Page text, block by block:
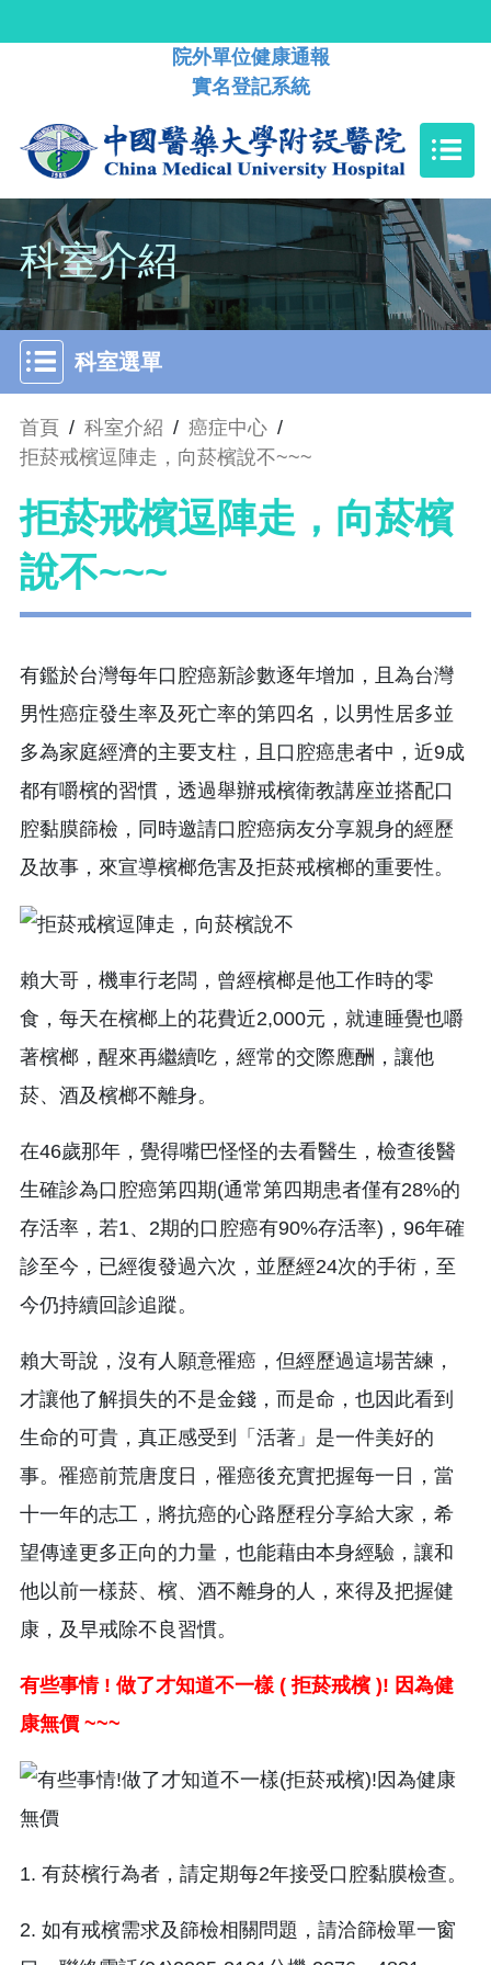
院外單位健康通報
實名登記系統
科室介紹
科室選單
首頁 / 科室介紹 / 癌症中心 /
拒菸戒檳逗陣走，向菸檳說不~~~
拒菸戒檳逗陣走，向菸檳
說不~~~
有鑑於台灣每年口腔癌新診數逐年增加，且為台灣
男性癌症發生率及死亡率的第四名，以男性居多並
多為家庭經濟的主要支柱，且口腔癌患者中，近9成
都有嚼檳的習慣，透過舉辦戒檳衛教講座並搭配口
腔黏膜篩檢，同時邀請口腔癌病友分享親身的經歷
及故事，來宣導檳榔危害及拒菸戒檳榔的重要性。
賴大哥，機車行老闆，曾經檳榔是他工作時的零
食，每天在檳榔上的花費近2,000元，就連睡覺也嚼
著檳榔，醒來再繼續吃，經常的交際應酬，讓他
菸、酒及檳榔不離身。
在46歲那年，覺得嘴巴怪怪的去看醫生，檢查後醫
生確診為口腔癌第四期(通常第四期患者僅有28%的
存活率，若1、2期的口腔癌有90%存活率)，96年確
診至今，已經復發過六次，並歷經24次的手術，至
今仍持續回診追蹤。
賴大哥說，沒有人願意罹癌，但經歷過這場苦練，
才讓他了解損失的不是金錢，而是命，也因此看到
生命的可貴，真正感受到「活著」是一件美好的
事。罹癌前荒唐度日，罹癌後充實把握每一日，當
十一年的志工，將抗癌的心路歷程分享給大家，希
望傳達更多正向的力量，也能藉由本身經驗，讓和
他以前一樣菸、檳、酒不離身的人，來得及把握健
康，及早戒除不良習慣。
有些事情 ! 做了才知道不一樣 ( 拒菸戒檳 )! 因為健
康無價 ~~~
1. 有菸檳行為者，請定期每2年接受口腔黏膜檢查。
2. 如有戒檳需求及篩檢相關問題，請洽篩檢單一窗